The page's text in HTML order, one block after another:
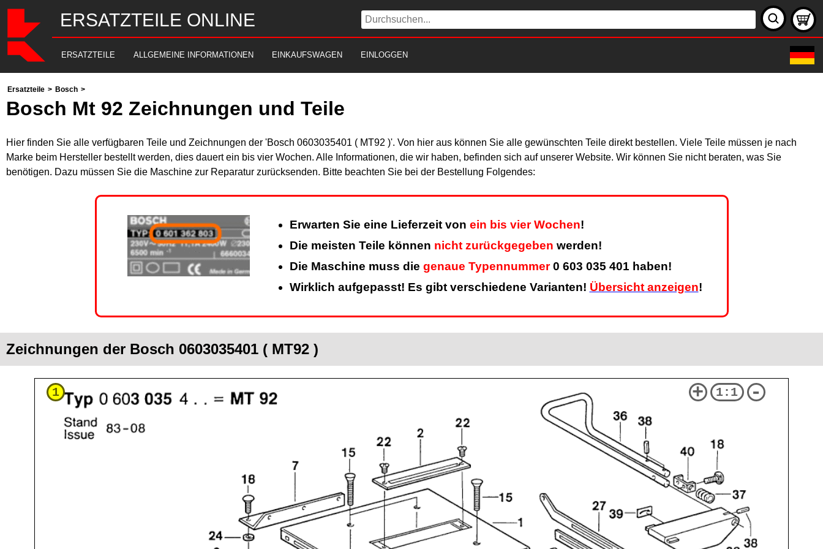
ERSATZTEILE ONLINE
ERSATZTEILE ALLGEMEINE INFORMATIONEN EINKAUFSWAGEN EINLOGGEN
Ersatzteile > Bosch >
Bosch Mt 92 Zeichnungen und Teile
Hier finden Sie alle verfügbaren Teile und Zeichnungen der 'Bosch 0603035401 ( MT92 )'. Von hier aus können Sie alle gewünschten Teile direkt bestellen. Viele Teile müssen je nach
Marke beim Hersteller bestellt werden, dies dauert ein bis vier Wochen. Alle Informationen, die wir haben, befinden sich auf unserer Website. Wir können Sie nicht beraten, was Sie
benötigen. Dazu müssen Sie die Maschine zur Reparatur zurücksenden. Bitte beachten Sie bei der Bestellung Folgendes:
Erwarten Sie eine Lieferzeit von ein bis vier Wochen!
Die meisten Teile können nicht zurückgegeben werden!
Die Maschine muss die genaue Typennummer0 603 035 401 haben!
Wirklich aufgepasst! Es gibt verschiedene Varianten! Übersicht anzeigen!
Zeichnungen der Bosch 0603035401 ( MT92 )
1 + 1:1 -